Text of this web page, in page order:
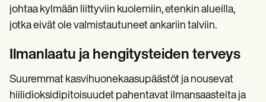
johtaa kylmään liittyviin kuolemiin, etenkin alueilla,
jotka eivät ole valmistautuneet ankariin talviin.
Ilmanlaatu ja hengitysteiden terveys
Suuremmat kasvihuonekaasupäästöt ja nousevat
hiilidioksidipitoisuudet pahentavat ilmansaasteita ja